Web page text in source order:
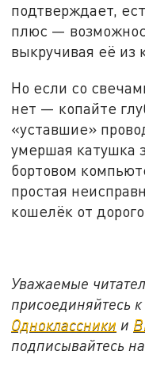
подтверждает,
плюс —
выкручивая её из
Но если со
нет — копайте
«уставшие»
умершая катушка
бортовом
простая
кошелёк от
Уважаемые
присоединяйтесь
Одноклассники и
подписывайтесь